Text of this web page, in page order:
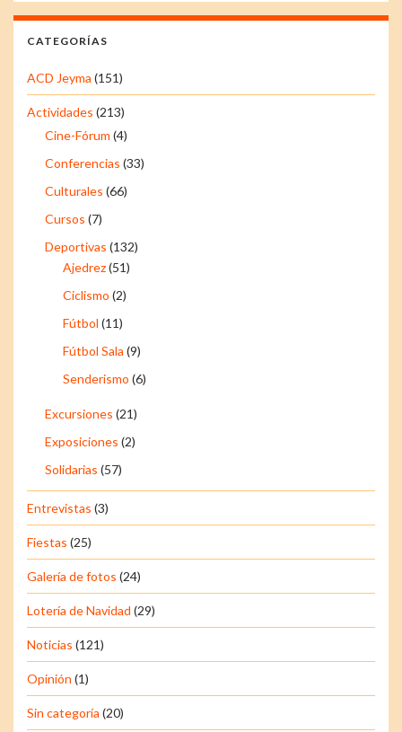
CATEGORÍAS
ACD Jeyma (151)
Actividades (213)
Cine-Fórum (4)
Conferencias (33)
Culturales (66)
Cursos (7)
Deportivas (132)
Ajedrez(51)
Ciclismo (2)
Fútbol (11)
Fútbol Sala (9)
Senderismo (6)
Excursiones (21)
Exposiciones (2)
Solidarias (57)
Entrevistas (3)
Fiestas (25)
Galería de fotos (24)
Lotería de Navidad (29)
Noticias (121)
Opinión (1)
Sin categoría (20)